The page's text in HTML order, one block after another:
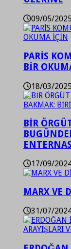
09/05/2025
PARİS
BİR
18/03/2025
BİR
17/09/
MARX VE
31/07/